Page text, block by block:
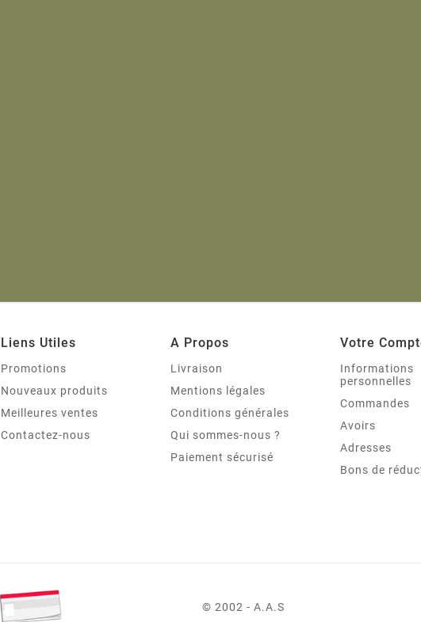
Liens Utiles
Promotions
Nouveaux produits
Meilleures ventes
Contactez-nous
A Propos
Livraison
Mentions légales
Conditions générales
Qui sommes-nous ?
Paiement sécurisé
Votre
Informations
personnelles
Commandes
Avoirs
Adresses
Bons de
© 2002 - A.A.S